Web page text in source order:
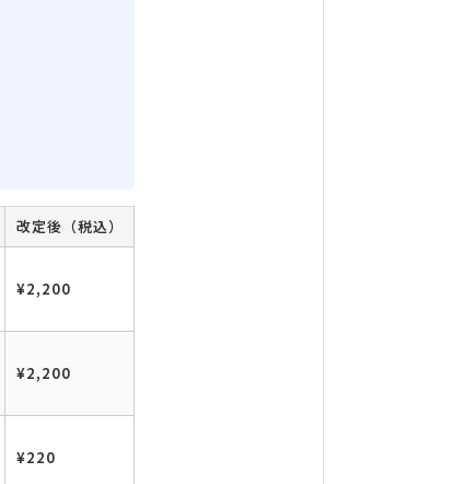
改定後（税込）
¥2,200
¥2,200
¥220